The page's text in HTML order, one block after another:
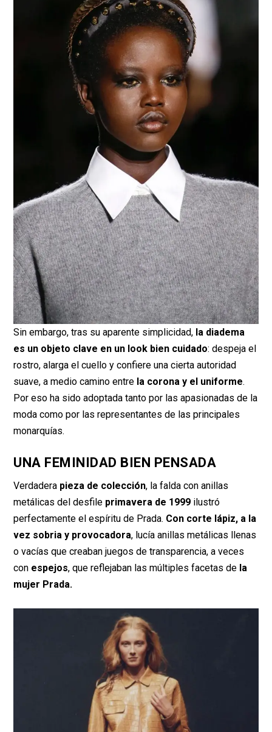
Sin embargo, tras su aparente simplicidad, la diadema
es un objeto clave en un look bien cuidado: despeja el
rostro, alarga el cuello y confiere una cierta autoridad
suave, a medio camino entre la corona y el uniforme.
Por eso ha sido adoptada tanto por las apasionadas de la
moda como por las representantes de las principales
monarquías.
UNA FEMINIDAD BIEN PENSADA
Verdadera pieza de colección, la falda con anillas
metálicas del desfile primavera de 1999 ilustró
perfectamente el espíritu de Prada. Con corte lápiz, a la
vez sobria y provocadora, lucía anillas metálicas llenas
o vacías que creaban juegos de transparencia, a veces
con espejos, que reflejaban las múltiples facetas de la
mujer Prada.